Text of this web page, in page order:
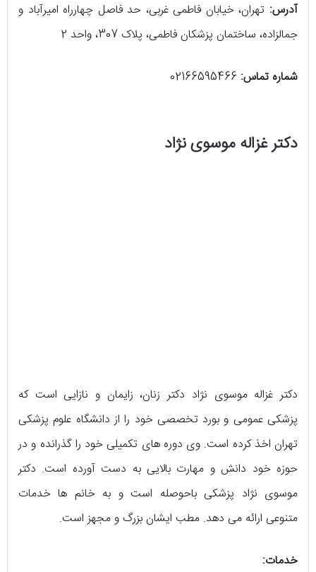
آدرس: تهران، خیابان فاطمی غربی، حد فاصل چهارراه امیرآباد و
جمالزاده، ساختمان پزشکان فاطمی، پلاک 307، واحد 2
شماره تماس:
دکتر غزاله موسوی نژاد
دکتر غزاله موسوی نژاد دکتر زنان، زایمان و نازایی است که
پزشکی عمومی و بورد تخصصی خود را از دانشگاه علوم پزشکی
تهران اخذ کرده است. وی دوره های تکمیلی خود را گذرانده و در
حوزه خود دانش و مهارت بالایی به دست آورده است. دکتر
موسوی نژاد پزشکی باحوصله است و به خانم ها خدمات
متنوعی ارائه می دهد. مطب ایشان بزرگ و مجهز است.
خدمات: